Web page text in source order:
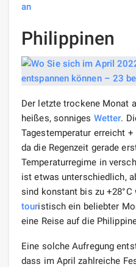
an
Philippinen
Der letzte trockene Monat
heißes, sonniges Wetter.
Tagestemperatur erreicht
da die Regenzeit gerade
Temperaturregime in
ist etwas unterschiedlich,
sind konstant bis zu
touristisch ein beliebter
eine Reise auf die
Eine solche Aufregung
dass im April zahlreiche